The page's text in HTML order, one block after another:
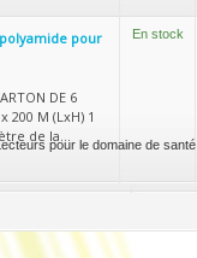
pour le domaine de santé
pour
DE 6
200 M (LxH) 1
de la...
En stock